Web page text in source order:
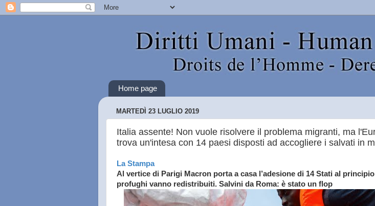
Home page
MARTEDÌ 23 LUGLIO 2019
Italia assente! Non vuole risolvere il problema migranti, ma
trova un'intesa con 14 paesi disposti ad accogliere i salvati in
La Stampa
Al vertice di Parigi Macron porta a casa l’adesione di 14 Stati al
profughi vanno redistribuiti. Salvini da Roma: è stato un flop